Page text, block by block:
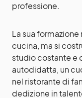
professione.
La sua
cucina, ma si
studio costante e
autodidatta, un
nel ristorante di
dedizione in